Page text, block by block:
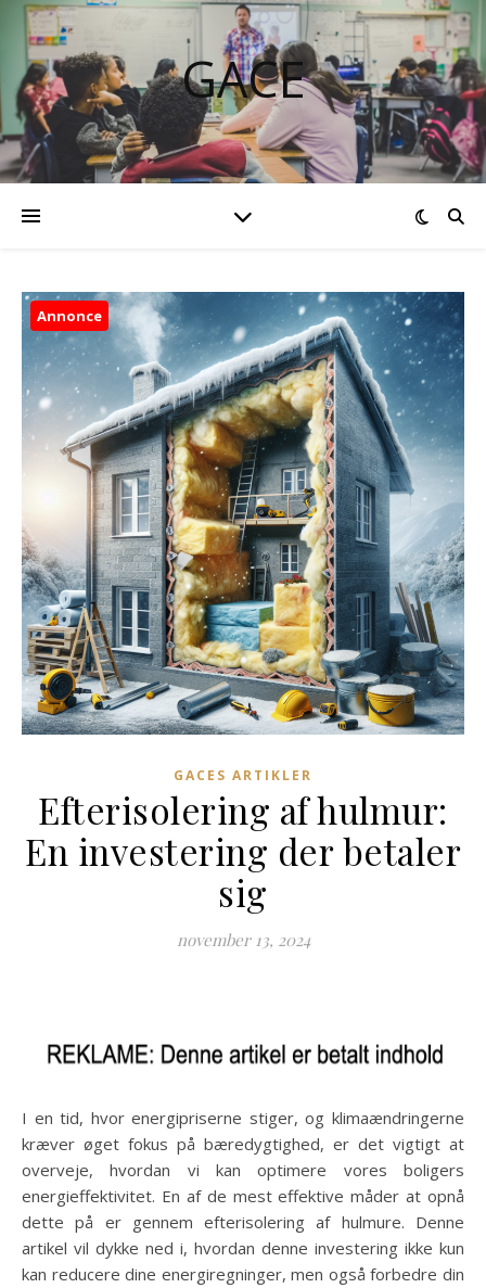
GACE
Annonce
GACES ARTIKLER
Efterisolering af hulmur:
En investering der betaler
sig
november 13, 2024
I en tid, hvor energipriserne stiger, og klimaændringerne
kræver øget fokus på bæredygtighed, er det vigtigt at
overveje, hvordan vi kan optimere vores boligers
energieffektivitet. En af de mest effektive måder at opnå
dette på er gennem efterisolering af hulmure. Denne
artikel vil dykke ned i, hvordan denne investering ikke kun
kan reducere dine energiregninger, men også forbedre din